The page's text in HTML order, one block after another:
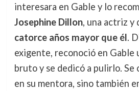
interesara en Gable y lo
Josephine Dillon, una actriz
catorce años mayor que él.
exigente, reconoció en Gable
bruto y se dedicó a pulirlo.
en su mentora, sino también